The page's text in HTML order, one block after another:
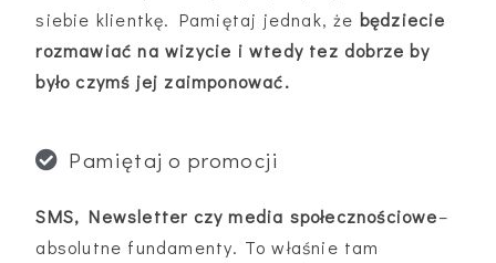
siebie klientkę. Pamiętaj jednak, że będziecie
rozmawiać na wizycie i wtedy tez dobrze by
było czymś jej zaimponować.
Pamiętaj o promocji
SMS, Newsletter czy media społecznościowe–
absolutne fundamenty. To właśnie tam